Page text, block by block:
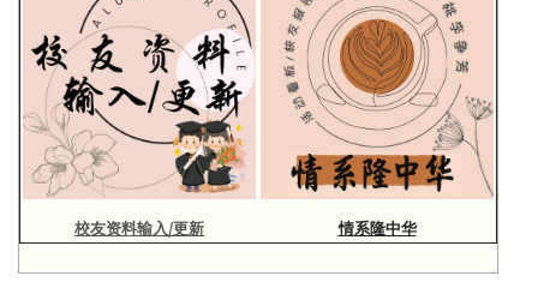
校友资料输入/更新 情系隆中华